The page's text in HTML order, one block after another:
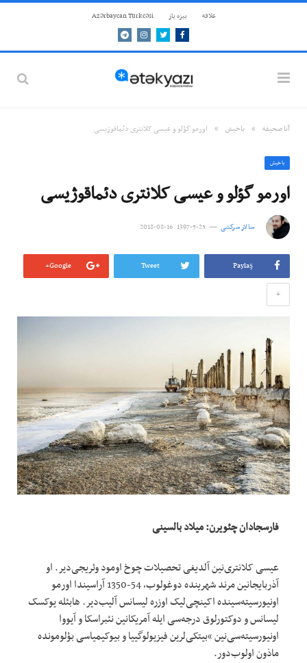
علاقه بيزه ياز Azərbaycan Türkcəsi
Facebook
Twitter
Instagram
Telegram
آنا صحيفه » باخيش » اورمو گؤلو و عیسی کلانتری‌ دئماقوژیسی
باخيش
اورمو گؤلو و عیسی کلانتری‌ دئماقوژیسی
سالار سرکشی 25-5-1397 16-08-2018
Paylaş
Tweet
Google+
+
فارسجادان چئویرن: میلاد بالسینی
عیسی کلانتری‌نین آلدیغی تحصیلات چوخ اومود وئریجی‌دیر. او
آذربایجانین مرند شهرینده دوغولوب، 54-1350 آراسیندا اورمو
اونیورسیته‌سینده اکینچی‌لیک اوزره لیسانس آلیب‌دیر. هابئله یوکسک
لیسانس و دوکتورلوق درجه‌سی ایله آمریکانین نئبراسکا و آیووا
اونیورسیته‌سی‌نین “بیتکی‌لرین فیزیولوگییا و بیوکیمیاسی بؤلومونده
ماذون اولوب‌دور.